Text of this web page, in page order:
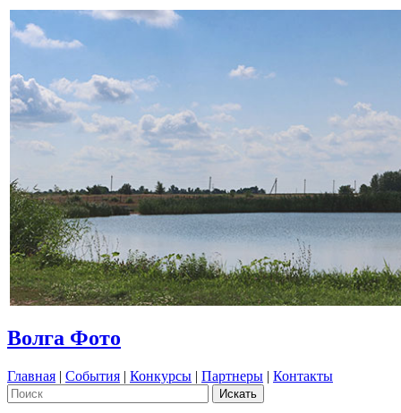
Волга Фото
Главная | События | Конкурсы | Партнеры | Контакты